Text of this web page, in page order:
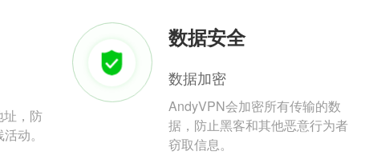
址，防
动。
数据安全
数据加密
AndyVPN会加密所有传输的数
据，防止黑客和其他恶意行为者
窃取信息。